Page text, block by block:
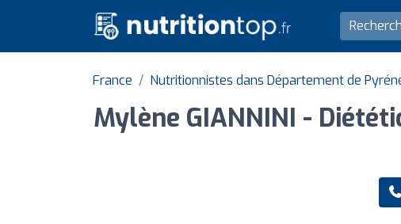
France Nutritionnistes dans Département de
Mylène GIANNINI -